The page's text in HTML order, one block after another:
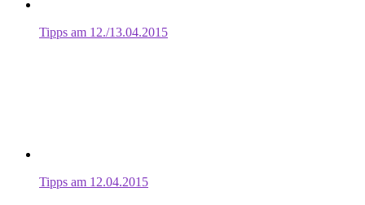
Tipps am 12./13.04.2015
Tipps am 12.04.2015